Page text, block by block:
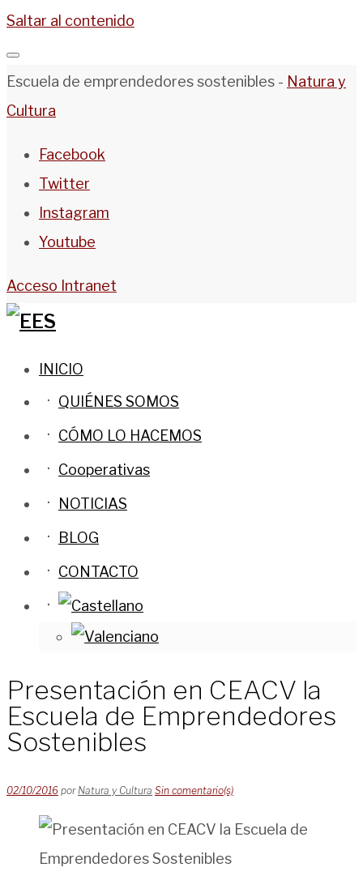
Saltar al contenido
Escuela de emprendedores sostenibles - Natura y
Cultura
Facebook
Twitter
Instagram
Youtube
Acceso Intranet
INICIO
QUIÉNES SOMOS
CÓMO LO HACEMOS
Cooperativas
NOTICIAS
BLOG
CONTACTO
Presentación en CEACV la
Escuela de Emprendedores
Sostenibles
02/10/2016 porNatura y Cultura Sin comentario(s)